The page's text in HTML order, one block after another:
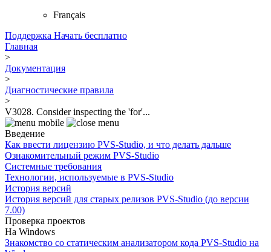
Français
Поддержка Начать бесплатно
Главная
>
Документация
>
Диагностические правила
>
V3028. Consider inspecting the 'for'...
Введение
Как ввести лицензию PVS-Studio, и что делать дальше
Ознакомительный режим PVS-Studio
Системные требования
Технологии, используемые в PVS-Studio
История версий
История версий для старых релизов PVS-Studio (до версии
7.00)
Проверка проектов
На Windows
Знакомство со статическим анализатором кода PVS-Studio на